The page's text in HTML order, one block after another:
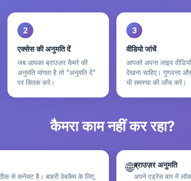
2
एक्सेस की अनुमति दें
जब आपका ब्राउज़र कैमरे की
अनुमति मांगता है तो "अनुमति दें"
पर क्लिक करें।
3
वीडियो जांचें
आपको अपना लाइव
देखना चाहिए। गुणवत्ता
भी समस्या की जाँच करें।
कैमरा काम नहीं कर रहा?
से कनेक्ट है। बाहरी वेबकैम के लिए,
🌐ब्राउज़र अनुमति
अपने एड्रेस बार में